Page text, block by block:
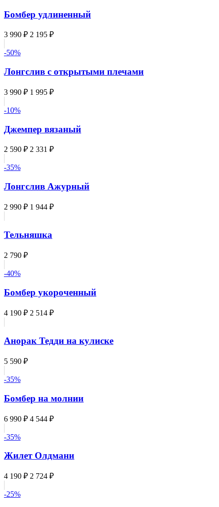
Бомбер удлиненный
3 990 ₽ 2 195 ₽
-50%
Лонгслив с открытыми плечами
3 990 ₽ 1 995 ₽
-10%
Джемпер вязаный
2 590 ₽ 2 331 ₽
-35%
Лонгслив Ажурный
2 990 ₽ 1 944 ₽
Тельняшка
2 790 ₽
-40%
Бомбер укороченный
4 190 ₽ 2 514 ₽
Анорак Тедди на кулиске
5 590 ₽
-35%
Бомбер на молнии
6 990 ₽ 4 544 ₽
-35%
Жилет Олдмани
4 190 ₽ 2 724 ₽
-25%